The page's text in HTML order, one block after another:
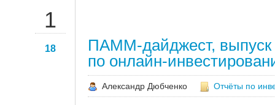
1
18
ПАММ-дайджест, выпуск
по онлайн-
Александр Дюбченко Отчёты по